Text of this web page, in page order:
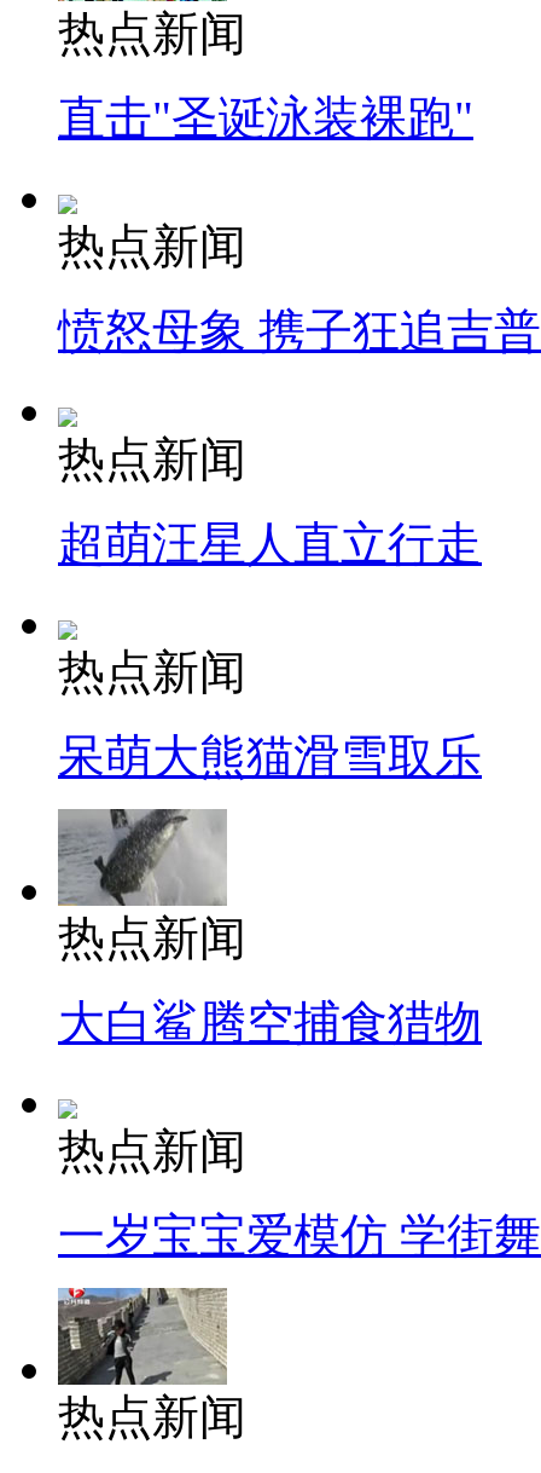
热点新闻
直击"圣诞泳装裸跑"
热点新闻
愤怒母象 携子狂追吉
热点新闻
超萌汪星人直立行走
热点新闻
呆萌大熊猫滑雪取乐
热点新闻
大白鲨腾空捕食猎物
热点新闻
一岁宝宝爱模仿 学街
热点新闻